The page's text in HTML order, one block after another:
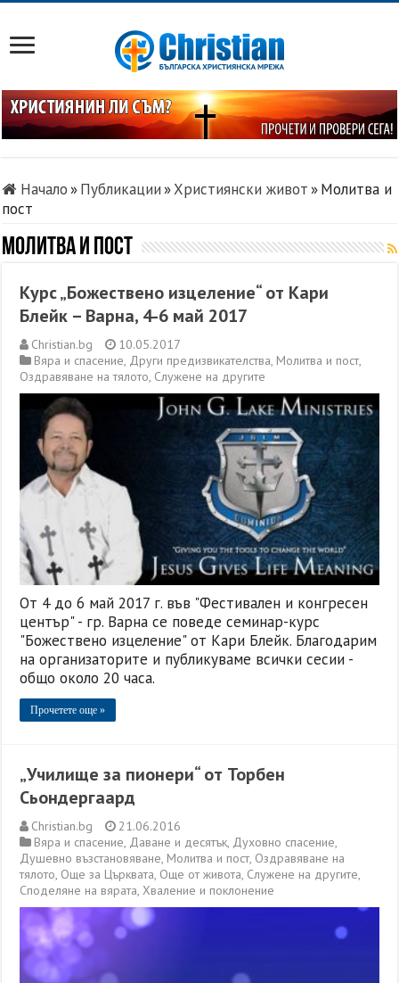
Начало»Публикации»Християнски живот»Молитва и
пост
Молитва и пост
Курс „Божествено изцеление“ от Кари
Блейк – Варна, 4-6 май 2017
Christian.bg
10.05.2017
Вяра и спасение, Други предизвикателства, Молитва и пост,
Оздравяване на тялото, Служене на другите
От 4 до 6 май 2017 г. във "Фестивален и конгресен
център" - гр. Варна се поведе семинар-курс
"Божествено изцеление" от Кари Блейк. Благодарим
на организаторите и публикуваме всички сесии -
общо около 20 часа.
Прочетете още »
„Училище за пионери“ от Торбен
Сьондергаард
Christian.bg
21.06.2016
Вяра и спасение, Даване и десятък, Духовно спасение,
Душевно възстановяване, Молитва и пост, Оздравяване на
тялото, Още за Църквата, Още от живота, Служене на другите,
Споделяне на вярата,Хваление и поклонение